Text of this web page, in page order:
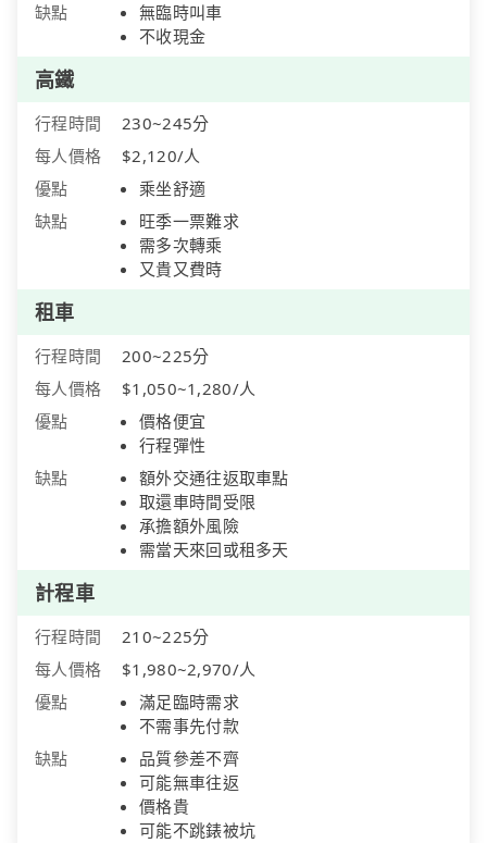
缺點
無臨時叫車
不收現金
高鐵
行程時間
230~245分
每人價格
$2,120/人
優點
乘坐舒適
缺點
旺季一票難求
需多次轉乘
又貴又費時
租車
行程時間
200~225分
每人價格
$1,050~1,280/人
優點
價格便宜
行程彈性
缺點
額外交通往返取車點
取還車時間受限
承擔額外風險
需當天來回或租多天
計程車
行程時間
210~225分
每人價格
$1,980~2,970/人
優點
滿足臨時需求
不需事先付款
缺點
品質參差不齊
可能無車往返
價格貴
可能不跳錶被坑